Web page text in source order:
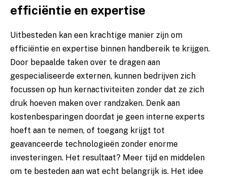
efficiëntie en expertise
Uitbesteden kan een krachtige manier zijn om
efficiëntie en expertise binnen handbereik te krijgen.
Door bepaalde taken over te dragen aan
gespecialiseerde externen, kunnen bedrijven zich
focussen op hun kernactiviteiten zonder dat ze zich
druk hoeven maken over randzaken. Denk aan
kostenbesparingen doordat je geen interne experts
hoeft aan te nemen, of toegang krijgt tot
geavanceerde technologieën zonder enorme
investeringen. Het resultaat? Meer tijd en middelen
om te besteden aan wat echt belangrijk is. Het idee